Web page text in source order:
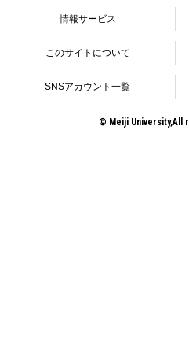
情報サービス
このサイトについて
SNSアカウント一覧
© Meiji University,All